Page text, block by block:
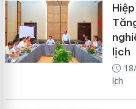
lịch
lịch